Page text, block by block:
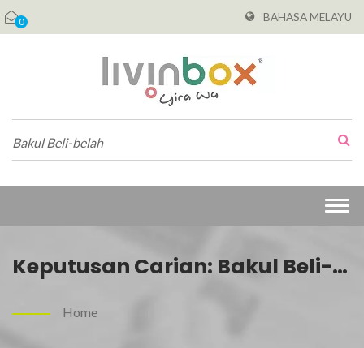
0 BAHASA MELAYU
Keputusan Carian: Bakul Beli-
Home